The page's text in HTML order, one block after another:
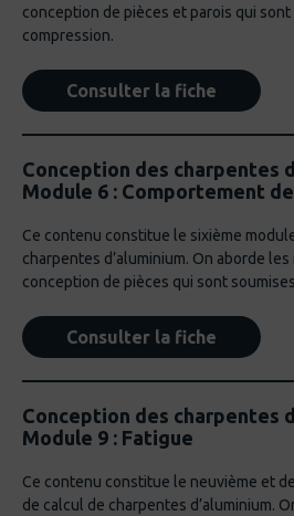
conception de pièces et parois qui
compression.
Consulter la fiche
Conception des charpentes
Module 6 : Comportement
Ce contenu constitue le sixième
charpentes d’aluminium. On aborde
conception de pièces qui sont
Consulter la fiche
Conception des charpentes
Module 9 : Fatigue
Ce contenu constitue le neuvième et
de calcul de charpentes d’aluminium.